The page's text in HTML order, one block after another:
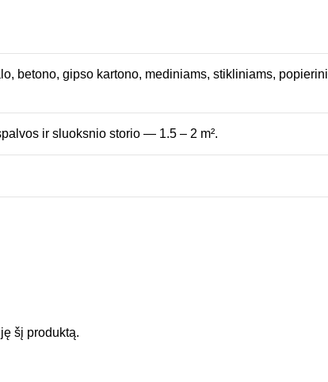
betono, gipso kartono, mediniams, stikliniams,
ir sluoksnio storio — 1.5 – 2 m².
šį produktą.